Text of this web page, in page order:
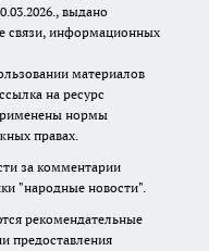
выдано
связи, информационных
материалов
на ресурс
нормы
правах.
за комментарии
"народные новости".
рекомендательные
предоставления